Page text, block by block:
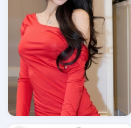
风
尘
入
口
95
万